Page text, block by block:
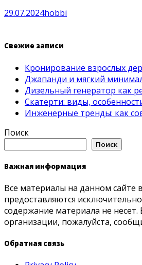
29.07.2024hobbi
Свежие записи
Кронирование взрослых
Джапанди и мягкий
Дизельный генератор как
Скатерти: виды,
Инженерные тренды: как
Поиск
Поиск
Важная информация
Все материалы на данном сайте
предоставляются
содержание материала не
организации, пожалуйста,
Обратная связь